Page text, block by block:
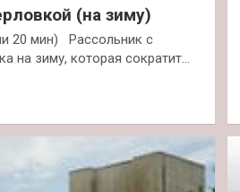
(на зиму)
20 мин) Рассольник с
на зиму, которая сократит…